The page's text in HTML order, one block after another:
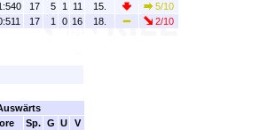
17 5 1 11 15.
5/10
17 1 0 16 18. 2/10
Sp. G U
V